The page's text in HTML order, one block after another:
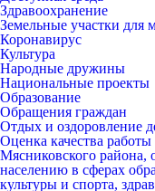
Здравоохранение
Земельные участки для
Коронавирус
Культура
Народные дружины
Национальные проекты
Образование
Обращения граждан
Отдых и оздоровление
Оценка качества
Мясниковского района,
населению в сферах
культуры и спорта,